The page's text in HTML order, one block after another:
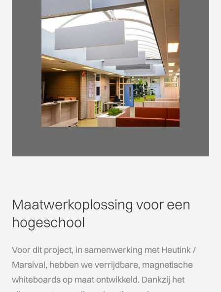
Maatwerkoplossing voor een
hogeschool
Voor dit project, in samenwerking met Heutink /
Marsival, hebben we verrijdbare, magnetische
whiteboards op maat ontwikkeld. Dankzij het